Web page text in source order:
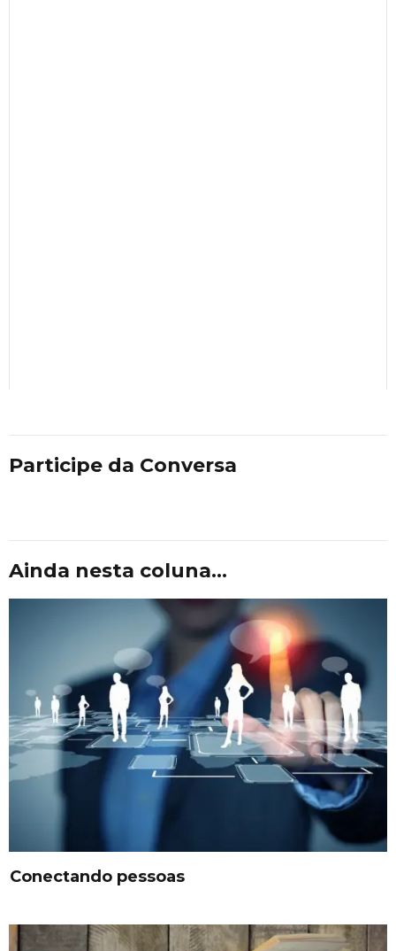
Participe da Conversa
Ainda nesta coluna...
Conectando pessoas